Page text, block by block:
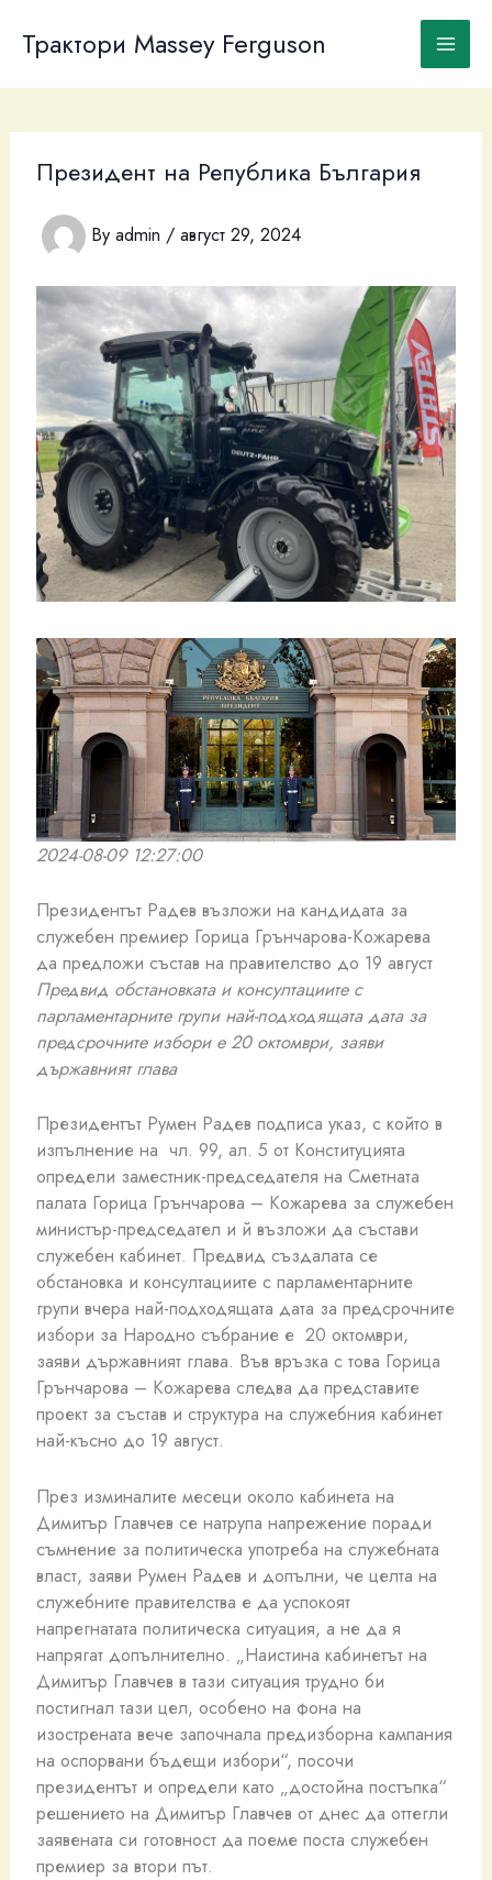
content
Трактори Massey Ferguson
Президент на Република България
By admin / август 29, 2024
2024-08-09 12:27:00
Президентът Радев възложи на кандидата за
служебен премиер Горица Грънчарова-Кожарева
да предложи състав на правителство до 19 август
Предвид обстановката и консултациите с
парламентарните групи най-подходящата дата за
предсрочните избори е 20 октомври, заяви
държавният глава
Президентът Румен Радев подписа указ, с който в
изпълнение на чл. 99, ал. 5 от Конституцията
определи заместник-председателя на Сметната
палата Горица Грънчарова – Кожарева за служебен
министър-председател и й възложи да състави
служебен кабинет. Предвид създалата се
обстановка и консултациите с парламентарните
групи вчера най-подходящата дата за предсрочните
избори за Народно събрание е 20 октомври,
заяви държавният глава. Във връзка с това Горица
Грънчарова – Кожарева следва да представите
проект за състав и структура на служебния кабинет
най-късно до 19 август.
През изминалите месеци около кабинета на
Димитър Главчев се натрупа напрежение поради
съмнение за политическа употреба на служебната
власт, заяви Румен Радев и допълни, че целта на
служебните правителства е да успокоят
напрегнатата политическа ситуация, а не да я
напрягат допълнително. „Наистина кабинетът на
Димитър Главчев в тази ситуация трудно би
постигнал тази цел, особено на фона на
изострената вече започнала предизборна кампания
на оспорвани бъдещи избори“, посочи
президентът и определи като „достойна постъпка“
решението на Димитър Главчев от днес да оттегли
заявената си готовност да поеме поста служебен
премиер за втори път.